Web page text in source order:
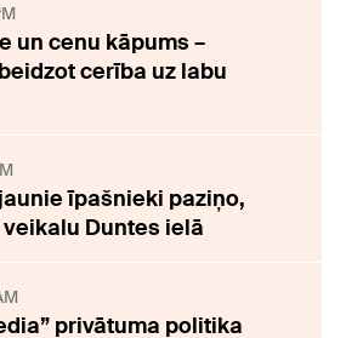
un cenu kāpums –
cerība uz labu
īpašnieki paziņo,
Duntes ielā
privātuma politika